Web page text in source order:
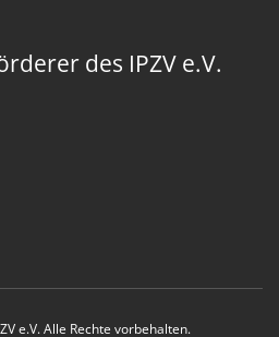
des IPZV e.V.
e.V. Alle Rechte vorbehalten.